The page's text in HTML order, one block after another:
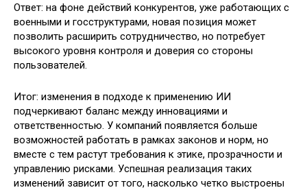
Ответ: на фоне действий конкурентов, уже работающих с
военными и госструктурами, новая позиция может
позволить расширить сотрудничество, но потребует
высокого уровня контроля и доверия со стороны
пользователей.
Итог: изменения в подходе к применению ИИ
подчеркивают баланс между инновациями и
ответственностью. У компаний появляется больше
возможностей работать в рамках законов и норм, но
вместе с тем растут требования к этике, прозрачности и
управлению рисками. Успешная реализация таких
изменений зависит от того, насколько четко выстроены